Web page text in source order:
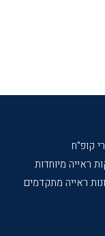
קופ"ח
ראייה מיוחדות
ראייה מתקדמים